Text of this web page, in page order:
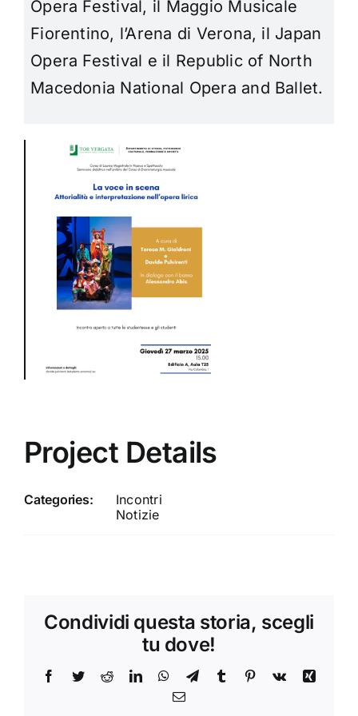
Opera Festival, il Maggio Musicale
Fiorentino, l’Arena di Verona, il Japan
Opera Festival e il Republic of North
Macedonia National Opera and Ballet.
Project Details
Categories:
Incontri
Notizie
Condividi questa storia, scegli
tu dove!
Facebook
TwitterRedditLinkedInWhatsApp
TelegramTumblr Pinterest
Vk
Xing
Email